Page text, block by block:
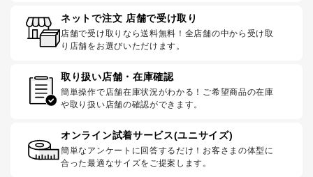
ネットで注文 店舗で受け取り
店舗で受け取りなら送料無料！全店舗の中から受け取
り店舗をお選びいただけます。
取り扱い店舗・在庫確認
簡単操作で店舗在庫状況がわかる！ご希望商品の在庫
や取り扱い店舗の確認ができます。
オンライン試着サービス(ユニサイズ)
簡単なアンケートに回答するだけ！お客さまの体型に
合った最適なサイズをご提案します。